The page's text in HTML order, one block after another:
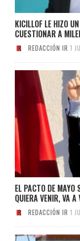
KICILLOF LE HIZO
CUESTIONAR A MILEI
REDACCIÓN IR 1
EL PACTO DE MAYO
QUIERA VENIR, VA A
REDACCIÓN IR 1